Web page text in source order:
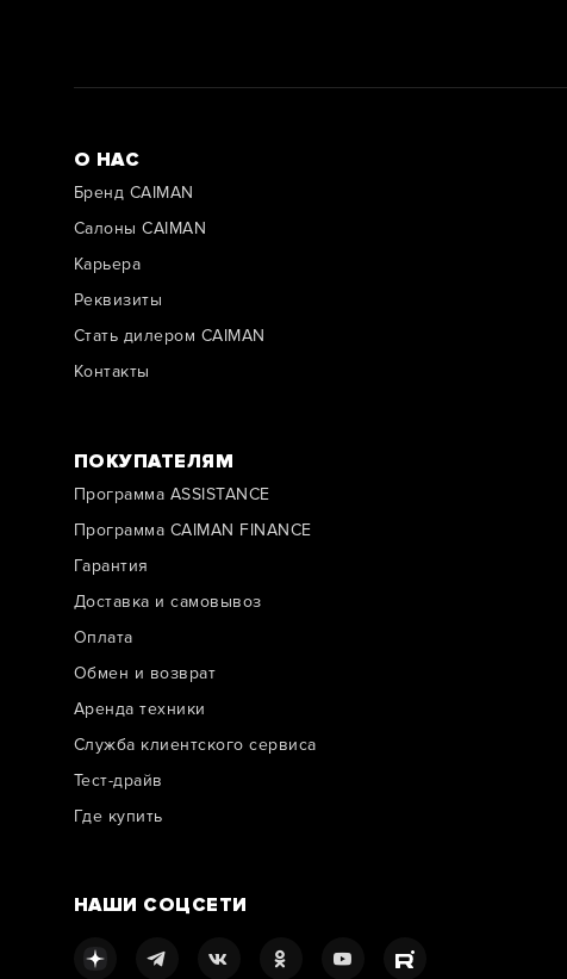
О НАС
Бренд CAIMAN
Салоны CAIMAN
Карьера
Реквизиты
Стать дилером CAIMAN
Контакты
ПОКУПАТЕЛЯМ
Программа ASSISTANCE
Программа CAIMAN FINANCE
Гарантия
Доставка и самовывоз
Оплата
Обмен и возврат
Аренда техники
Служба клиентского сервиса
Тест-драйв
Где купить
НАШИ СОЦСЕТИ